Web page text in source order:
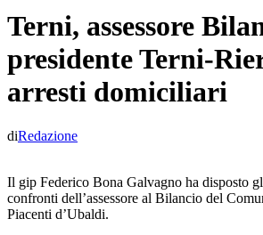
Terni, assessore
presidente Terni-
arresti domiciliari
diRedazione
Il gip Federico Bona Galvagno ha disposto
confronti dell’assessore al Bilancio del
Piacenti d’Ubaldi.